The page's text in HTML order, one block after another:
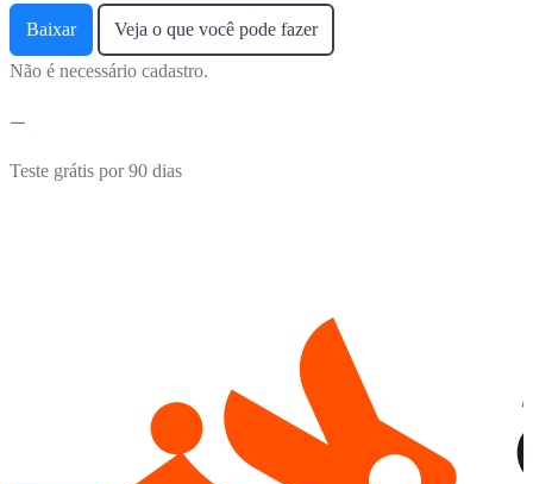
Baixar Veja o que você pode fazer
Não é necessário cadastro.
Teste grátis por 90 dias